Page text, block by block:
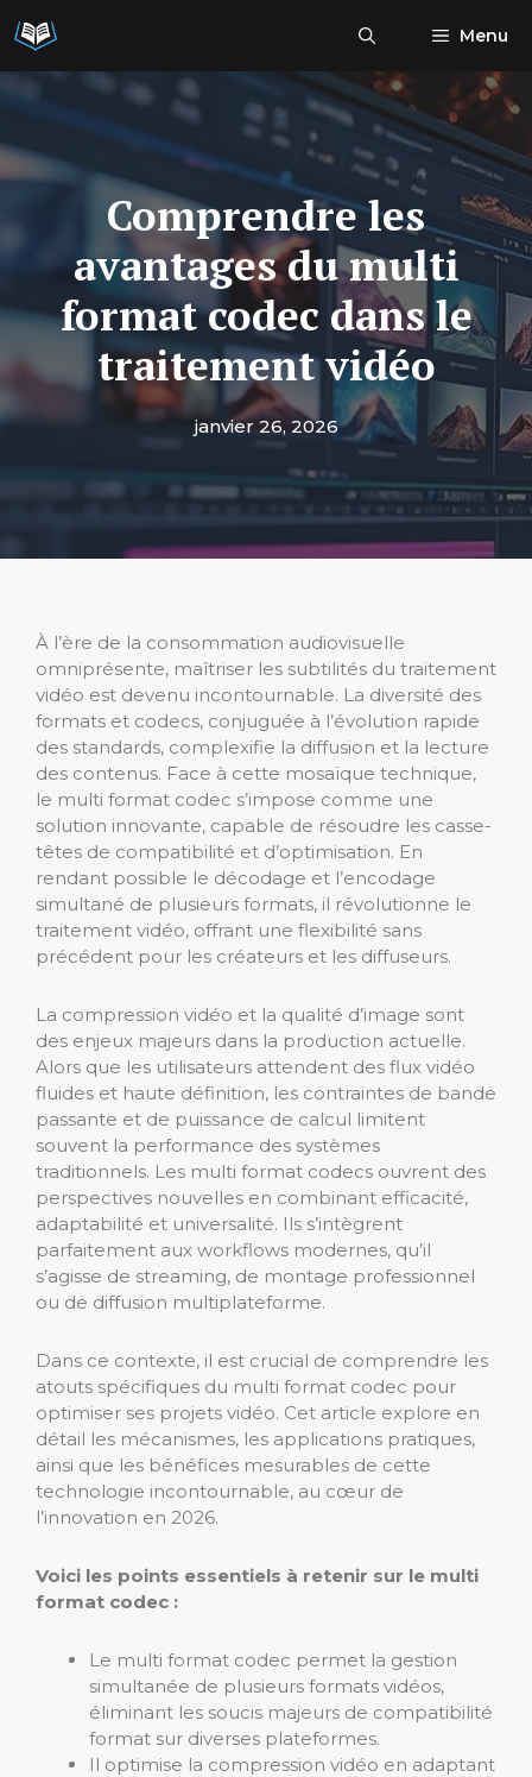
au
Menu
Comprendre les
avantages du multi
format codec dans le
traitement vidéo
janvier 26, 2026
À l’ère de la consommation audiovisuelle
omniprésente, maîtriser les subtilités du traitement
vidéo est devenu incontournable. La diversité des
formats et codecs, conjuguée à l’évolution rapide
des standards, complexifie la diffusion et la lecture
des contenus. Face à cette mosaïque technique,
le multi format codec s’impose comme une
solution innovante, capable de résoudre les casse-
têtes de compatibilité et d’optimisation. En
rendant possible le décodage et l’encodage
simultané de plusieurs formats, il révolutionne le
traitement vidéo, offrant une flexibilité sans
précédent pour les créateurs et les diffuseurs.
La compression vidéo et la qualité d’image sont
des enjeux majeurs dans la production actuelle.
Alors que les utilisateurs attendent des flux vidéo
fluides et haute définition, les contraintes de bande
passante et de puissance de calcul limitent
souvent la performance des systèmes
traditionnels. Les multi format codecs ouvrent des
perspectives nouvelles en combinant efficacité,
adaptabilité et universalité. Ils s’intègrent
parfaitement aux workflows modernes, qu’il
s’agisse de streaming, de montage professionnel
ou de diffusion multiplateforme.
Dans ce contexte, il est crucial de comprendre les
atouts spécifiques du multi format codec pour
optimiser ses projets vidéo. Cet article explore en
détail les mécanismes, les applications pratiques,
ainsi que les bénéfices mesurables de cette
technologie incontournable, au cœur de
l’innovation en 2026.
Voici les points essentiels à retenir sur le multi
format codec :
Le multi format codec permet la gestion
simultanée de plusieurs formats vidéos,
éliminant les soucis majeurs de compatibilité
format sur diverses plateformes.
Il optimise la compression vidéo en adaptant